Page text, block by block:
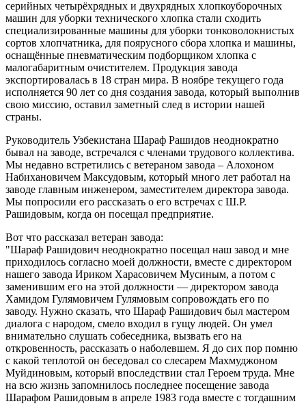
серийных четырёхрядных и двухрядных хлопкоуборочных
машин для уборки технического хлопка стали сходить
специализированные машины для уборки тонковолокнистых
сортов хлопчатника, для поярусного сбора хлопка и машины,
оснащённые пневматическим подборщиком хлопка с
малогабаритным очистителем. Продукция завода
экспортировалась в 18 стран мира. В ноябре текущего года
исполняется 90 лет со дня создания завода, который выполнив
свою миссию, оставил заметный след в истории нашей
страны.
Руководитель Узбекистана Шараф Рашидов неоднократно
бывал на заводе, встречался с членами трудового коллектива.
Мы недавно встретились с ветераном завода – Алохоном
Набихановичем Максудовым, который много лет работал на
заводе главным инженером, заместителем директора завода.
Мы попросили его рассказать о его встречах с Ш.Р.
Рашидовым, когда он посещал предприятие.
Вот что рассказал ветеран завода:
Шараф Рашидович неоднократно посещал наш завод и мне
приходилось согласно моей должности, вместе с директором
нашего завода Ириком Харасовичем Мусиным, а потом с
заменившим его на этой должности — директором завода
Хамидом Гулямовичем Гулямовым сопровождать его по
заводу. Нужно сказать, что Шараф Рашидович был мастером
диалога с народом, смело входил в гущу людей. Он умел
внимательно слушать собеседника, вызвать его на
откровенность, рассказать о наболевшем. Я до сих пор помню
с какой теплотой он беседовал со слесарем Махмуджоном
Муйдиновым, который впоследствии стал Героем труда. Мне
на всю жизнь запомнилось последнее посещение завода
Шарафом Рашидовым в апреле 1983 года вместе с тогдашним